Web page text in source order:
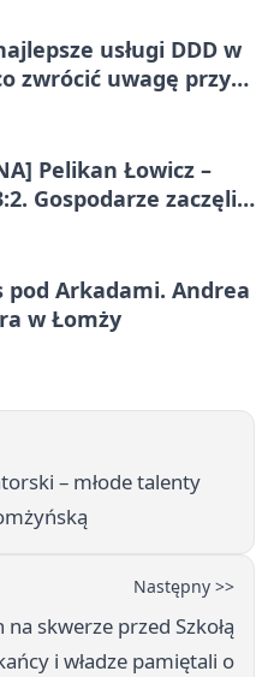
usługi DDD w
zwrócić uwagę przy
Pelikan Łowicz –
Gospodarze zaczęli
I)
pod Arkadami. Andrea
w Łomży
– młode talenty
Następny >>
skwerze przed Szkołą
i władze pamiętali o